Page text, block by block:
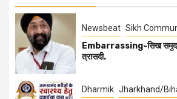
Newsbeat Sikh
Embarrassing-सिख
त्रासदी.
Dharmik Jharkhand/